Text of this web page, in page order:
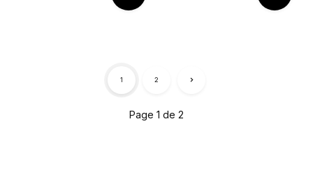
Page 1 de 2
1 2